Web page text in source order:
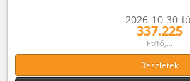
2026-10-30-
337.225
Ft/fő,...
Részletek